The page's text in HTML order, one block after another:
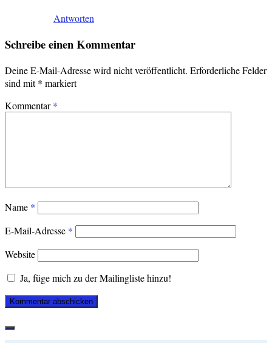
Antworten
Schreibe einen Kommentar
Deine E-Mail-Adresse wird nicht veröffentlicht. Erforderliche Felder
sind mit* markiert
Kommentar*
Name *
E-Mail-Adresse *
Website
Ja, füge mich zu der Mailingliste hinzu!